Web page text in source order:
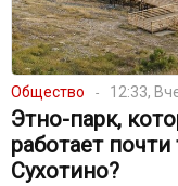
Общество 12:33,
Этно-парк,
работает почти
Сухотино?